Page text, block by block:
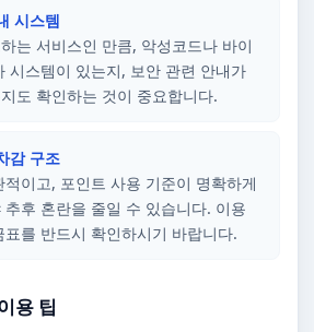
시스템
는 서비스인 만큼, 악성코드나 바이
시스템이 있는지, 보안 관련 안내가
도 확인하는 것이 중요합니다.
감 구조
이고, 포인트 사용 기준이 명확하게
후 혼란을 줄일 수 있습니다. 이용
를 반드시 확인하시기 바랍니다.
용 팁